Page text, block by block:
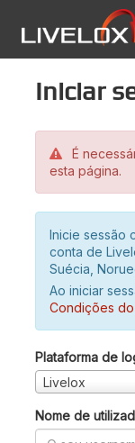
Iniciar
É
esta página.
Inicie sessão
conta de
Suécia,
Ao iniciar
Condições
Plataforma de
Livelox
Nome de